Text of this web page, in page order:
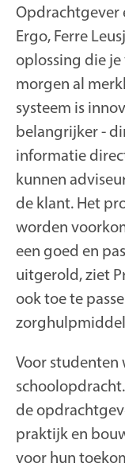
Opdrachtgever
Ergo, Ferre
oplossing die
morgen al
systeem is
belangrijker -
informatie
kunnen
de klant. Het
worden
een goed en
uitgerold, ziet
ook toe te
Voor studenten
de
praktijk en
voor hun